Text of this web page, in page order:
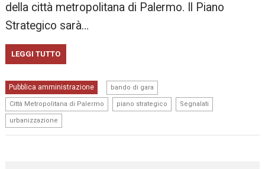
della città metropolitana di Palermo. Il Piano
Strategico sarà…
LEGGI TUTTO
Pubblica amministrazione bando di gara
Città Metropolitana di Palermo piano strategico Segnalati
urbanizzazione